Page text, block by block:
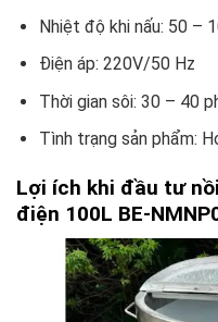
Nhiệt độ khi nấu: 50 –
Điện áp: 220V/50 Hz
Thời gian sôi: 30 – 40
Tình trạng sản phẩm:
Lợi ích khi đầu tư
điện 100L BE-